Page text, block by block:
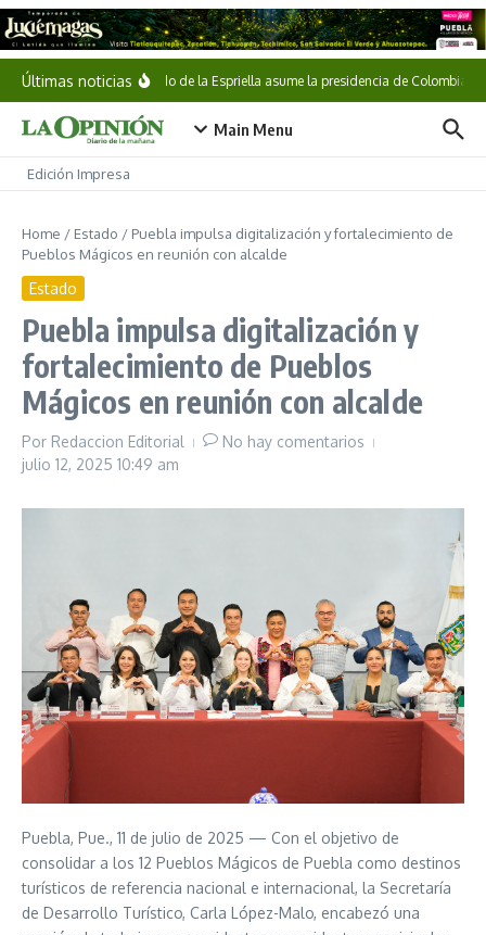
Saltar al contenido
Últimas noticiasAbelardo de la Espriella asume la presidencia de Colombia
Main Menu
Edición Impresa
Home / Estado / Puebla impulsa digitalización y fortalecimiento de
Pueblos Mágicos en reunión con alcalde
Estado
Puebla impulsa digitalización y
fortalecimiento de Pueblos
Mágicos en reunión con alcalde
Por Redaccion Editorial
No hay comentarios
julio 12, 2025 10:49 am
Puebla, Pue., 11 de julio de 2025 — Con el objetivo de
consolidar a los 12 Pueblos Mágicos de Puebla como destinos
turísticos de referencia nacional e internacional, la Secretaría
de Desarrollo Turístico, Carla López-Malo, encabezó una